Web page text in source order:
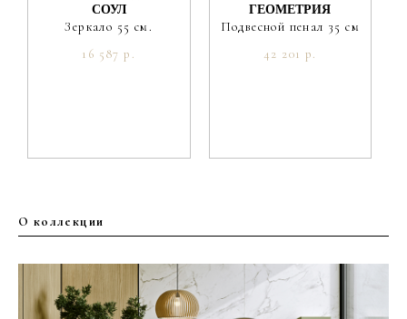
СОУЛ
Зеркало 55 см.
16 587 р.
ГЕОМЕТРИЯ
Подвесной пенал 35 см
42 201 р.
О коллекции